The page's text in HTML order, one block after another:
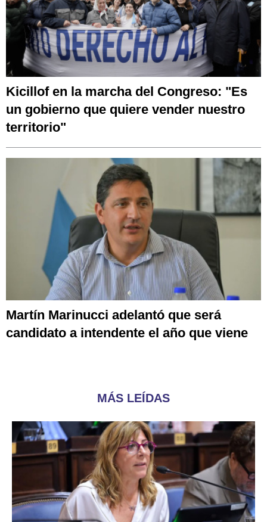
Kicillof en la marcha del Congreso: "Es
un gobierno que quiere vender nuestro
territorio"
Martín Marinucci adelantó que será
candidato a intendente el año que viene
MÁS LEÍDAS